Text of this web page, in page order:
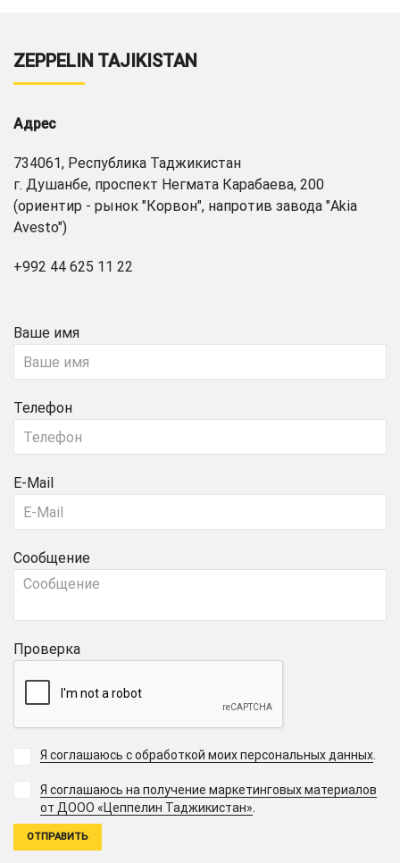
ZEPPELIN TAJIKISTAN
Адрес
734061, Республика Таджикистан
г. Душанбе, проспект Негмата Карабаева, 200
(ориентир - рынок "Корвон", напротив завода "Akia
Avesto")
+992 44 625 11 22
Ваше имя
Телефон
E-Mail
Сообщение
Проверка
Я соглашаюсь с обработкой моих персональных данных.
Я соглашаюсь на получение маркетинговых материалов
от ДООО «Цеппелин Таджикистан».